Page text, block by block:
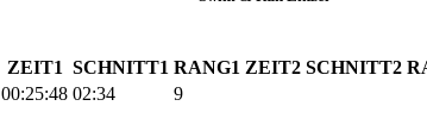
ZEIT1 SCHNITT1 RANG1 ZEIT2 SCHNITT2
00:25:48 02:34 9